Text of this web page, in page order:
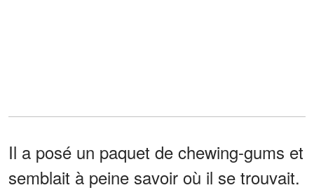
Il a posé un paquet de chewing-gums et
semblait à peine savoir où il se trouvait.